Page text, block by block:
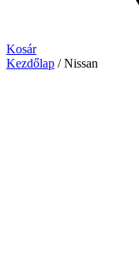
Kosár
Kezdőlap / Nissan